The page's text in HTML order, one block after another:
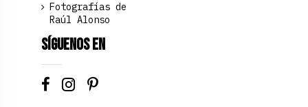
Fotografías de
Raúl Alonso
Síguenos en